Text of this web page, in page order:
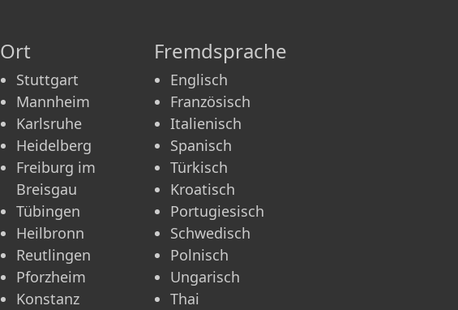
Ort
Stuttgart
Mannheim
Karlsruhe
Heidelberg
Freiburg im
Breisgau
Tübingen
Heilbronn
Reutlingen
Pforzheim
Konstanz
Fremdsprache
Englisch
Französisch
Italienisch
Spanisch
Türkisch
Kroatisch
Portugiesisch
Schwedisch
Polnisch
Ungarisch
Thai